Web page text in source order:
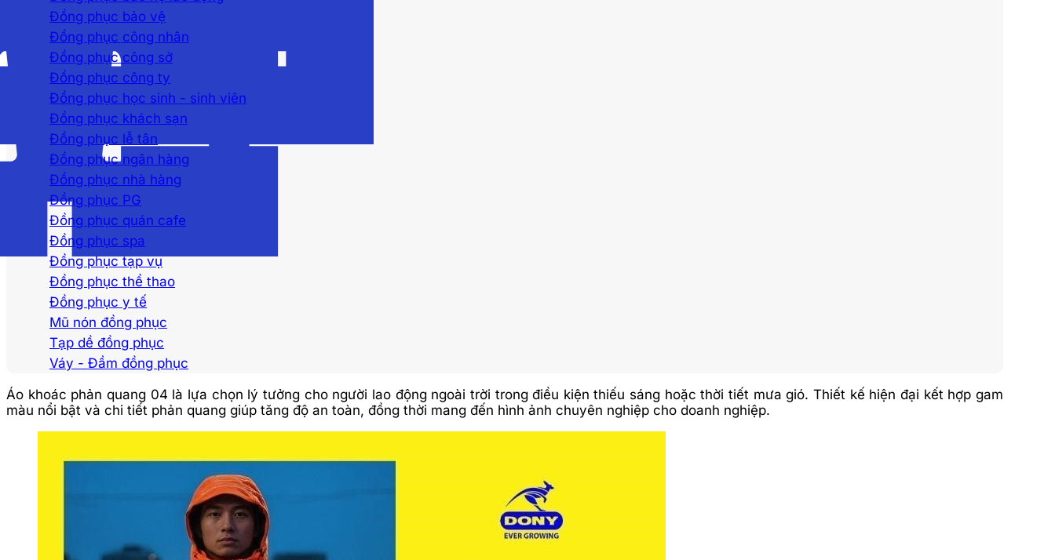
Đồng phục bảo vệ
Đồng phục công nhân
Đồng phục công sở
Đồng phục công ty
Đồng phục học sinh - sinh viên
Đồng phục khách sạn
Đồng phục lễ tân
Đồng phục ngân hàng
Đồng phục nhà hàng
Đồng phục PG
Đồng phục quán cafe
Đồng phục spa
Đồng phục tạp vụ
Đồng phục thể thao
Đồng phục y tế
Mũ nón đồng phục
Tạp dề đồng phục
Váy - Đầm đồng phục
Áo khoác phản quang 04 là lựa chọn lý tưởng cho người lao động ngoài trời trong điều kiện thiếu sáng hoặc thời tiết mưa gió. Thiết kế hiện đại kết hợp gam
màu nổi bật và chi tiết phản quang giúp tăng độ an toàn, đồng thời mang đến hình ảnh chuyên nghiệp cho doanh nghiệp.